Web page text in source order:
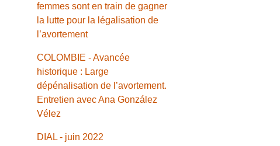
femmes sont en train de gagner
la lutte pour la légalisation de
l’avortement
COLOMBIE - Avancée
historique : Large
dépénalisation de l’avortement.
Entretien avec Ana González
Vélez
DIAL - juin 2022